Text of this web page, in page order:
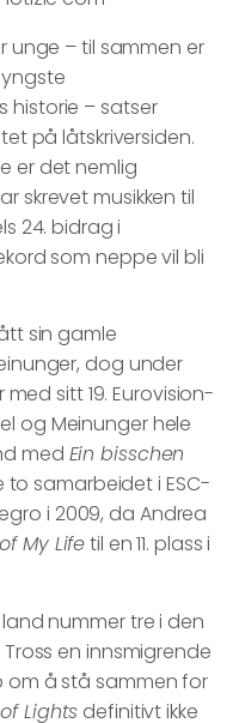
unge – til sammen er
historie – satser
på låtskriversiden.
er det nemlig
skrevet musikken til
24. bidrag i
som neppe vil bli
sin gamle
dog under
med sitt 19. Eurovision-
og Meinunger hele
med Ein bisschen
to samarbeidet i ESC-
i 2009, da Andrea
My Lifetil en 11. plass i
nummer tre i den
en innsmigrende
om å stå sammen for
Lights definitivt ikke